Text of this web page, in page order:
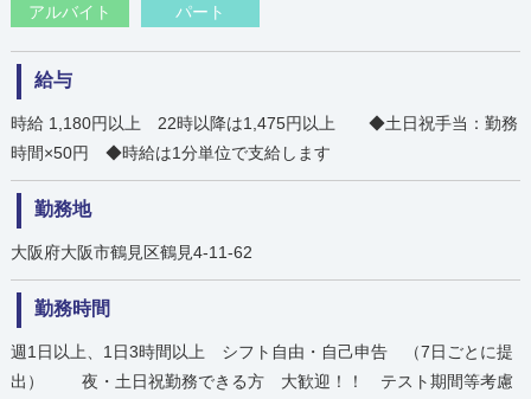
アルバイト パート
給与
時給 1,180円以上 22時以降は1,475円以上 ◆土日祝手当：勤務
時間×50円 ◆時給は1分単位で支給します
勤務地
大阪府大阪市鶴見区鶴見4-11-62
勤務時間
週1日以上、1日3時間以上 シフト自由・自己申告 （7日ごとに提
出） 夜・土日祝勤務できる方 大歓迎！！ テスト期間等考慮